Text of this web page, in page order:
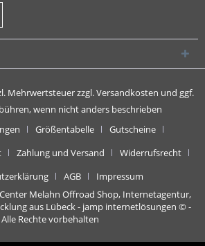
Mehrwertsteuer zzgl.Versandkosten und ggf.
wenn nicht anders beschrieben
Größentabelle
Gutscheine
Zahlung und Versand
Widerrufsrecht
AGB
Impressum
Melahn Offroad Shop, Internetagentur,
aus Lübeck - jamp internetlösungen © -
Alle Rechte vorbehalten